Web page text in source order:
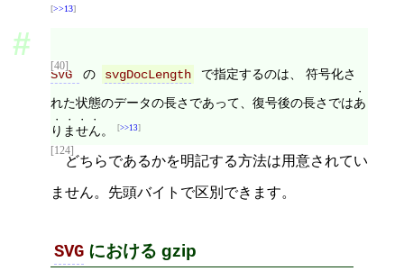
>>13
[40]
SVG の svgDocLength
で指定するのは、 符号化さ
れた状態のデータの長さであって、復号後の長さではあ
りません。 >>13
[124]
どちらであるかを明記する方法は用意されてい
ません。先頭バイトで区別できます。
SVGにおける gzip